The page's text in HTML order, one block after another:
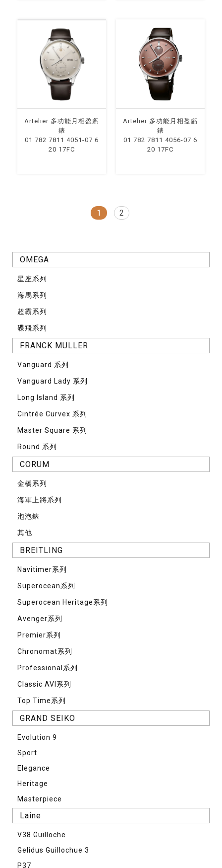
OMEGA
星座系列
海馬系列
超霸系列
碟飛系列
FRANCK MULLER
Vanguard 系列
Vanguard Lady 系列
Long Island 系列
Cintrée Curvex 系列
Master Square 系列
Round 系列
CORUM
⾦橋系列
海軍上將系列
泡泡錶
其他
BREITLING
Navitimer系列
Superocean系列
Superocean Heritage系列
Avenger系列
Premier系列
Chronomat系列
Professional系列
Classic AVI系列
Top Time系列
GRAND SEIKO
Evolution 9
Sport
Elegance
Heritage
Masterpiece
Laine
V38 Guilloche
Gelidus Guillochue 3
P37
Artelier 多功能月相盈虧
錶
01 782 7811 4051-07 6
20 17FC
Artelier 多功能月相盈虧
錶
01 782 7811 4056-07 6
20 17FC
1 2